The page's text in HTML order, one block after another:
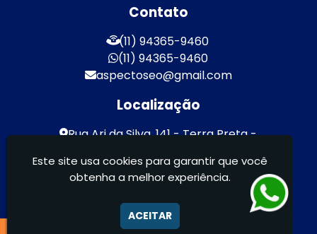
Contato
(11) 94365-9460
(11) 94365-9460
aspectoseo@gmail.com
Localização
Rua Ari da Silva, 141 - Terra Preta -
Aspecto Comunicação Visual Ltda -
Este site usa cookies para garantir que você
obtenha a melhor experiência.
ACEITAR